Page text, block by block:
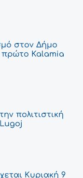
στον Δήμο
πρώτο Kalamia
πολιτιστική
Κυριακή 9